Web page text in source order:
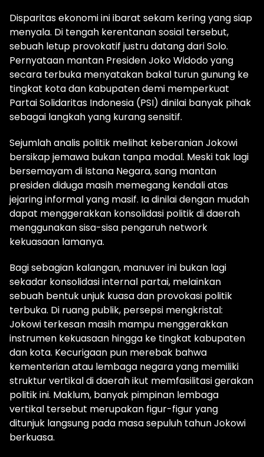
Disparitas ekonomi ini ibarat sekam kering yang siap
menyala. Di tengah kerentanan sosial tersebut,
sebuah letup provokatif justru datang dari Solo.
Pernyataan mantan Presiden Joko Widodo yang
secara terbuka menyatakan bakal turun gunung ke
tingkat kota dan kabupaten demi memperkuat
Partai Solidaritas Indonesia (PSI) dinilai banyak pihak
sebagai langkah yang kurang sensitif.
Sejumlah analis politik melihat keberanian Jokowi
bersikap jemawa bukan tanpa modal. Meski tak lagi
bersemayam di Istana Negara, sang mantan
presiden diduga masih memegang kendali atas
jejaring informal yang masif. Ia dinilai dengan mudah
dapat menggerakkan konsolidasi politik di daerah
menggunakan sisa-sisa pengaruh network
kekuasaan lamanya.
Bagi sebagian kalangan, manuver ini bukan lagi
sekadar konsolidasi internal partai, melainkan
sebuah bentuk unjuk kuasa dan provokasi politik
terbuka. Di ruang publik, persepsi mengkristal:
Jokowi terkesan masih mampu menggerakkan
instrumen kekuasaan hingga ke tingkat kabupaten
dan kota. Kecurigaan pun merebak bahwa
kementerian atau lembaga negara yang memiliki
struktur vertikal di daerah ikut memfasilitasi gerakan
politik ini. Maklum, banyak pimpinan lembaga
vertikal tersebut merupakan figur-figur yang
ditunjuk langsung pada masa sepuluh tahun Jokowi
berkuasa.